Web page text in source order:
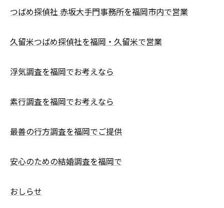
つばめ探偵社 赤坂大手門事務所を福岡市内で営業
久留米つばめ探偵社を福岡・久留米で営業
浮気調査を福岡でお考えなら
素行調査を福岡でお考えなら
最善の行方調査を福岡でご提供
安心のための結婚調査を福岡で
おしらせ